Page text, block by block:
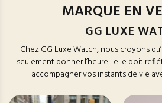
MARQUE EN
GG LUXE
Chez GG Luxe Watch, nous croyons
seulement donner l’heure : elle doit
accompagner vos instants de vie